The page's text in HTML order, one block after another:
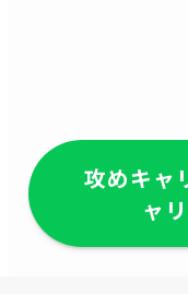
攻めキャ
ャ